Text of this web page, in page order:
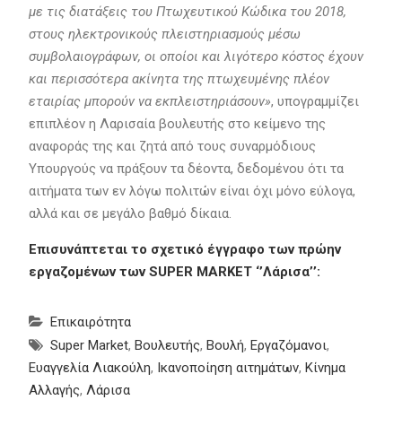
με τις διατάξεις του Πτωχευτικού Κώδικα του 2018,
στους ηλεκτρονικούς πλειστηριασμούς μέσω
συμβολαιογράφων, οι οποίοι και λιγότερο κόστος έχουν
και περισσότερα ακίνητα της πτωχευμένης πλέον
εταιρίας μπορούν να εκπλειστηριάσουν», υπογραμμίζει
επιπλέον η Λαρισαία βουλευτής στο κείμενο της
αναφοράς της και ζητά από τους συναρμόδιους
Υπουργούς να πράξουν τα δέοντα, δεδομένου ότι τα
αιτήματα των εν λόγω πολιτών είναι όχι μόνο εύλογα,
αλλά και σε μεγάλο βαθμό δίκαια.
Επισυνάπτεται το σχετικό έγγραφο των πρώην
εργαζομένων των SUPER MARKET ‘’Λάρισα’’:
Επικαιρότητα
Super Market, Βουλευτής, Βουλή, Εργαζόμανοι,
Ευαγγελία Λιακούλη, Ικανοποίηση αιτημάτων, Κίνημα
Αλλαγής, Λάρισα